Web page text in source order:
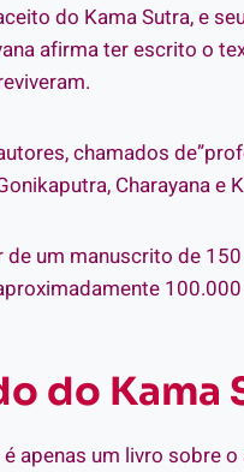
do Kama Sutra, e
afirma ter escrito o
chamados
Charayana e
um manuscrito de
do Kama
apenas um livro sobre